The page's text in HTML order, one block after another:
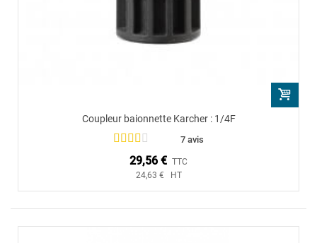
Coupleur baionnette Karcher : 1/4F
7 avis
29,56 € TTC
24,63 € HT